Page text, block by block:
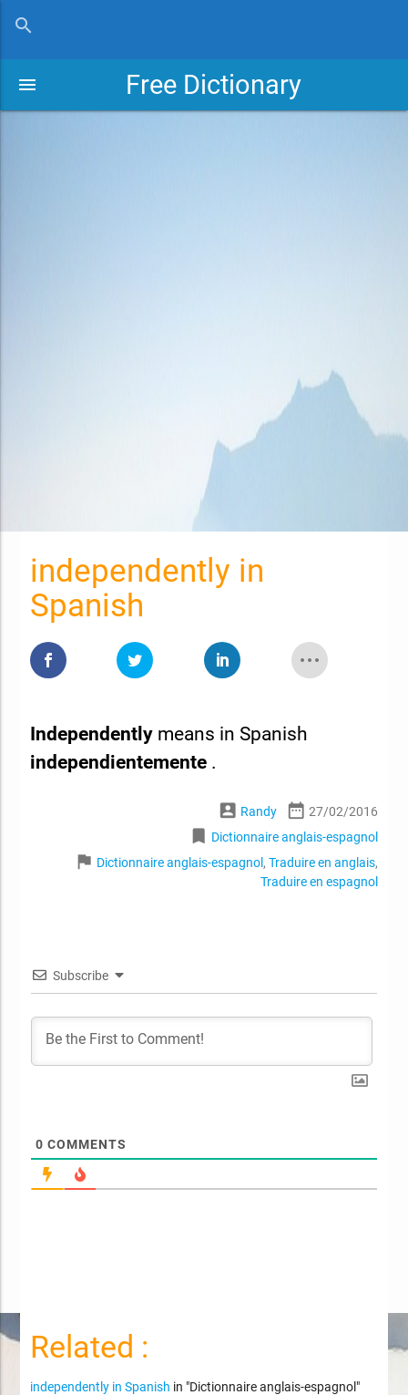
search
Free Dictionary
menu
independently in
Spanish
Independently means in Spanish
independientemente .
account_box Randy date_range 27/02/2016
bookmark Dictionnaire anglais-espagnol
flag Dictionnaire anglais-espagnol ,Traduire en anglais,
Traduire en espagnol
Subscribe
0 COMMENTS
Related :
independently in Spanish in "Dictionnaire anglais-espagnol"